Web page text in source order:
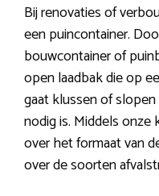
Bij renovaties of
een puincontainer.
bouwcontainer of
open laadbak die op
gaat klussen of
nodig is. Middels onze
over het formaat van
over de soorten